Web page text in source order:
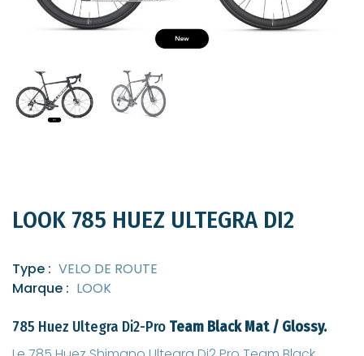
LOOK 785 HUEZ ULTEGRA DI2
Type : VELO DE ROUTE
Marque : LOOK
785 Huez Ultegra Di2-Pro Team Black Mat / Glossy.